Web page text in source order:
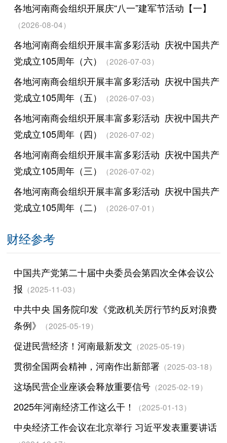
各地河南商会组织开展庆“八一”建军节活动【一】
（2026-08-04）
各地河南商会组织开展丰富多彩活动 庆祝中国共产
党成立105周年（六）
（2026-07-03）
各地河南商会组织开展丰富多彩活动 庆祝中国共产
党成立105周年（五）
（2026-07-03）
各地河南商会组织开展丰富多彩活动 庆祝中国共产
党成立105周年（四）
（2026-07-02）
各地河南商会组织开展丰富多彩活动 庆祝中国共产
党成立105周年（三）
（2026-07-02）
各地河南商会组织开展丰富多彩活动 庆祝中国共产
党成立105周年（二）
（2026-07-01）
财经参考
中国共产党第二十届中央委员会第四次全体会议公
报 （2025-11-03）
中共中央 国务院印发《党政机关厉行节约反对浪费
条例》
（2025-05-19）
促进民营经济！河南最新发文 （2025-05-19）
贯彻全国两会精神，河南作出新部署（2025-03-18）
这场民营企业座谈会释放重要信号（2025-02-19）
2025年河南经济工作这么干！ （2025-01-13）
中央经济工作会议在北京举行 习近平发表重要讲话